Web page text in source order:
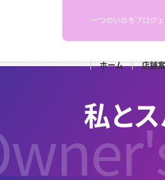
一つのいのちプロジ
ホーム 店舗
田店
和橋店
新発田店
車検
各店舗のスタッフがカーライフや
耳寄り情報を配信しています。
私と